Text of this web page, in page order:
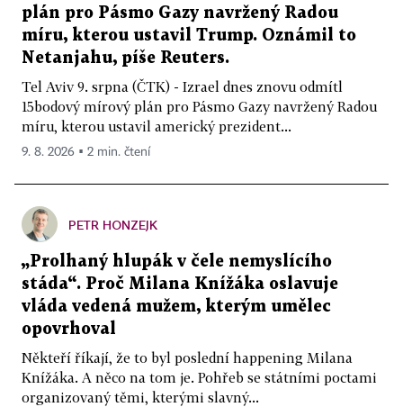
plán pro Pásmo Gazy navržený Radou
míru, kterou ustavil Trump. Oznámil to
Netanjahu, píše Reuters.
Tel Aviv 9. srpna (ČTK) - Izrael dnes znovu odmítl
15bodový mírový plán pro Pásmo Gazy navržený Radou
míru, kterou ustavil americký prezident...
9. 8. 2026 ▪ 2 min. čtení
PETR HONZEJK
„Prolhaný hlupák v čele nemyslícího
stáda“. Proč Milana Knížáka oslavuje
vláda vedená mužem, kterým umělec
opovrhoval
Někteří říkají, že to byl poslední happening Milana
Knížáka. A něco na tom je. Pohřeb se státními poctami
organizovaný těmi, kterými slavný...